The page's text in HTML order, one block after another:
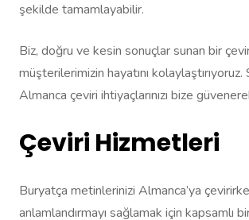
şekilde tamamlayabilir.
Biz, doğru ve kesin sonuçlar sunan bir
müşterilerimizin hayatını
Almanca çeviri ihtiyaçlarınızı bize
Çeviri Hizmetleri
Buryatça metinlerinizi Almanca’ya
anlamlandırmayı sağlamak için kapsamlı